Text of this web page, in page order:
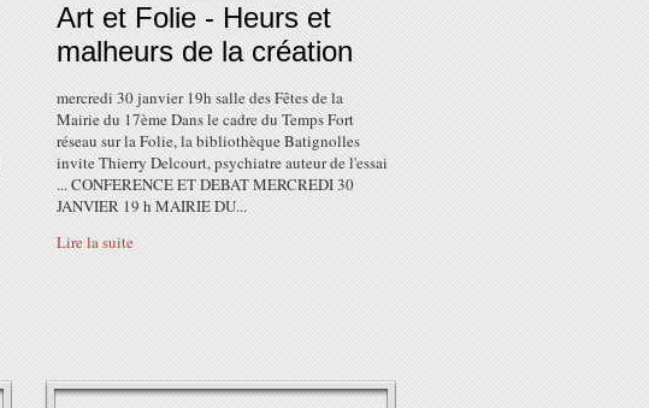
Art et Folie - Heurs et
malheurs de la création
mercredi 30 janvier 19h salle des Fêtes de la
Mairie du 17ème Dans le cadre du Temps Fort
réseau sur la Folie, la bibliothèque Batignolles
invite Thierry Delcourt, psychiatre auteur de l'essai
... CONFERENCE ET DEBAT MERCREDI 30
JANVIER 19 h MAIRIE DU...
Lire la suite